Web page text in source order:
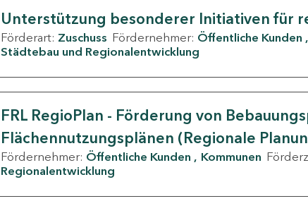
Unterstützung besonderer Initiativen für
Förderart: Zuschuss Fördernehmer: Öffentliche Kunden
Städtebau und Regionalentwicklung
FRL RegioPlan - Förderung von
Flächennutzungsplänen (Regionale
Fördernehmer: Öffentliche Kunden Kommunen
Regionalentwicklung